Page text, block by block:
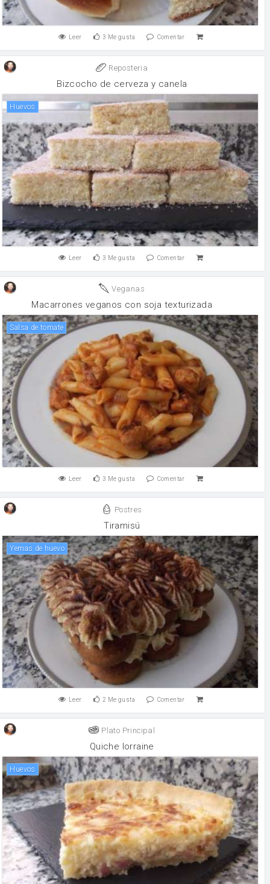
Leer 3 Me gusta Comentar
Reposteria
Bizcocho de cerveza y canela
huevos
Leer 3 Me gusta Comentar
Veganas
Macarrones veganos con soja texturizada
salsa de tomate
Leer 3 Me gusta Comentar
Postres
Tiramisú
yemas de huevo
Leer 2 Me gusta Comentar
Plato Principal
Quiche lorraine
huevos